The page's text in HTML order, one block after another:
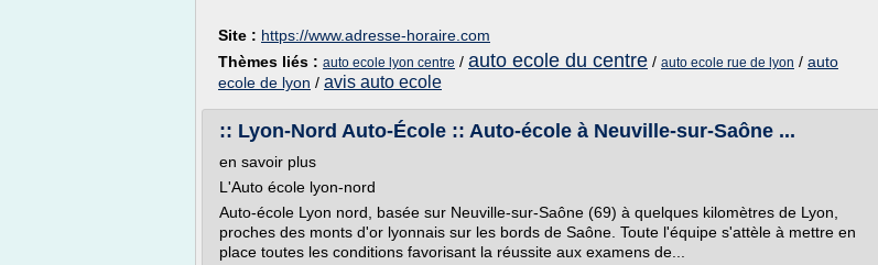
Site : https://www.adresse-horaire.com
Thèmes liés : auto ecole lyon centre / auto ecole du centre / auto ecole rue de lyon / auto
ecole de lyon / avis auto ecole
:: Lyon-Nord Auto-École :: Auto-école à Neuville-sur-Saône ...
en savoir plus
L'Auto école lyon-nord
Auto-école Lyon nord, basée sur Neuville-sur-Saône (69) à quelques kilomètres de Lyon,
proches des monts d'or lyonnais sur les bords de Saône. Toute l'équipe s'attèle à mettre en
place toutes les conditions favorisant la réussite aux examens de...